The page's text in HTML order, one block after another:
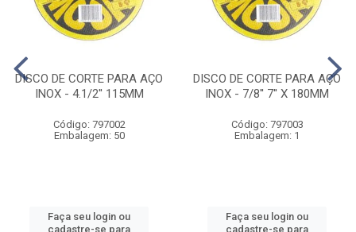
DISCO DE CORTE PARA AÇO
INOX - 4.1/2'' 115MM
Código: 797002
Embalagem: 50
Faça seu login ou
cadastre-se para
DISCO DE CORTE PARA AÇO
INOX - 7/8'' 7'' X 180MM
Código: 797003
Embalagem: 1
Faça seu login ou
cadastre-se para